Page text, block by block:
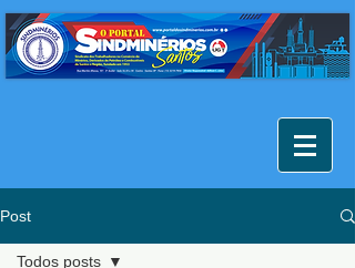
Post
Todos posts